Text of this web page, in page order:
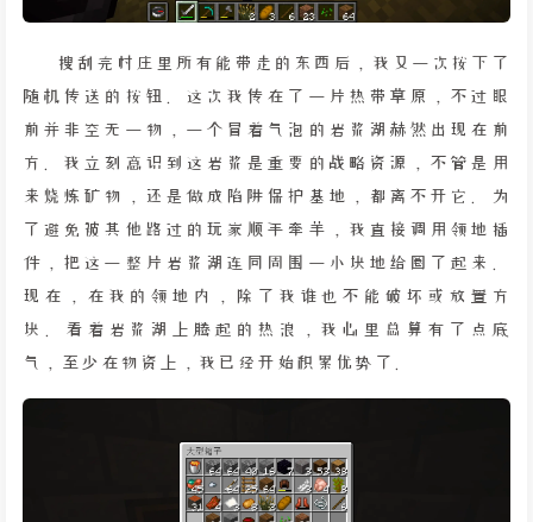
搜刮完村庄里所有能带走的东西后，我又一次按下了
随机传送的按钮。这次我传在了一片热带草原，不过眼
前并非空无一物，一个冒着气泡的岩浆湖赫然出现在前
方。我立刻意识到这岩浆是重要的战略资源，不管是用
来烧炼矿物，还是做成陷阱保护基地，都离不开它。为
了避免被其他路过的玩家顺手牵羊，我直接调用领地插
件，把这一整片岩浆湖连同周围一小块地给圈了起来。
现在，在我的领地内，除了我谁也不能破坏或放置方
块。看着岩浆湖上腾起的热浪，我心里总算有了点底
气，至少在物资上，我已经开始积累优势了。